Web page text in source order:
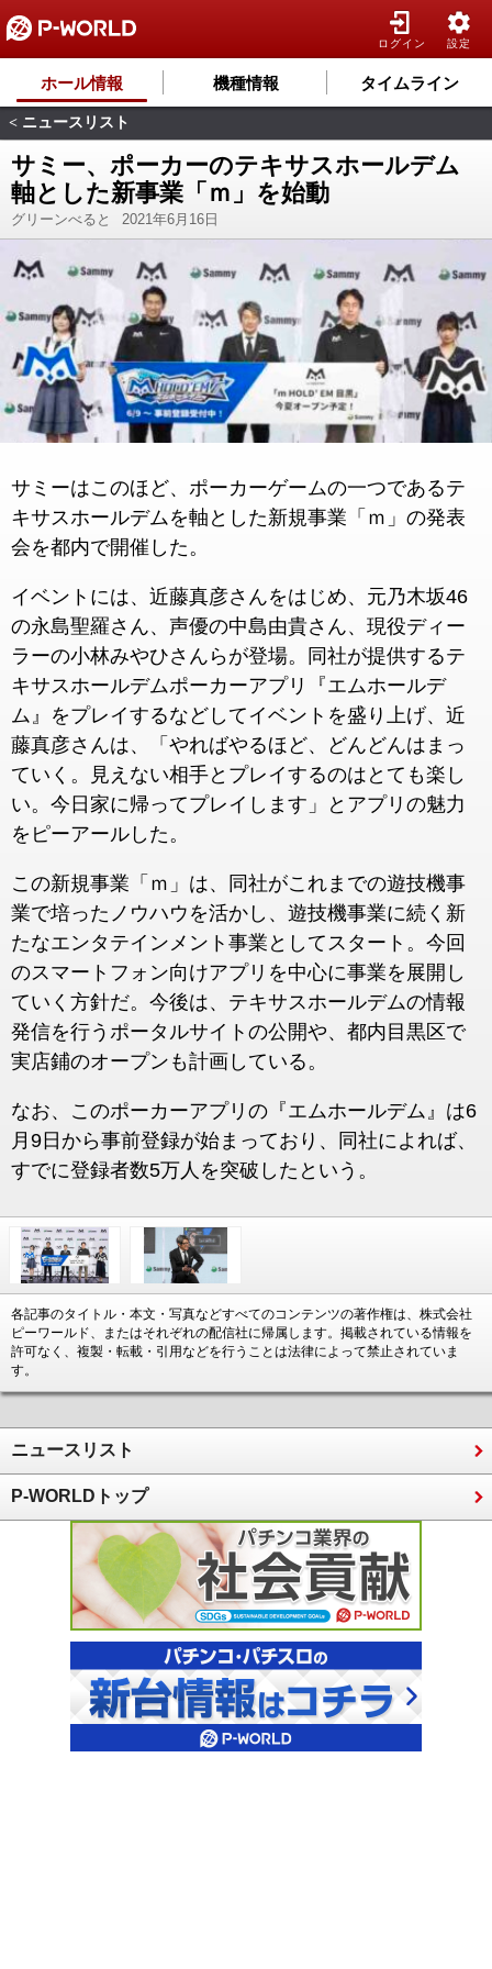
ログイン 設定
ホール情報 機種情報 タイムライン
< ニュースリスト
サミー、ポーカーのテキサスホールデム
軸とした新事業「ｍ」を始動
グリーンべると 2021年6月16日
サミーはこのほど、ポーカーゲームの一つであるテ
キサスホールデムを軸とした新規事業「ｍ」の発表
会を都内で開催した。
イベントには、近藤真彦さんをはじめ、元乃木坂46
の永島聖羅さん、声優の中島由貴さん、現役ディー
ラーの小林みやひさんらが登場。同社が提供するテ
キサスホールデムポーカーアプリ『エムホールデ
ム』をプレイするなどしてイベントを盛り上げ、近
藤真彦さんは、「やればやるほど、どんどんはまっ
ていく。見えない相手とプレイするのはとても楽し
い。今日家に帰ってプレイします」とアプリの魅力
をピーアールした。
この新規事業「ｍ」は、同社がこれまでの遊技機事
業で培ったノウハウを活かし、遊技機事業に続く新
たなエンタテインメント事業としてスタート。今回
のスマートフォン向けアプリを中心に事業を展開し
ていく方針だ。今後は、テキサスホールデムの情報
発信を行うポータルサイトの公開や、都内目黒区で
実店鋪のオープンも計画している。
なお、このポーカーアプリの『エムホールデム』は6
月9日から事前登録が始まっており、同社によれば、
すでに登録者数5万人を突破したという。
各記事のタイトル・本文・写真などすべてのコンテンツの著作権は、株式会社
ピーワールド、またはそれぞれの配信社に帰属します。掲載されている情報を
許可なく、複製・転載・引用などを行うことは法律によって禁止されていま
す。
ニュースリスト
P-WORLDトップ